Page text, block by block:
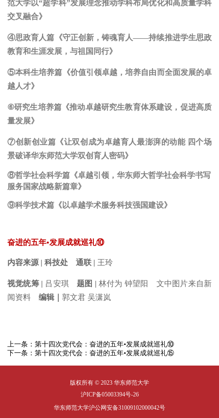
范大学以“超学科”发展理念推动学科布局优化和高质量学科
交叉融合》
④思政育人篇《守正创新，铸魂育人——持续推进学生思政
教育和生涯发展，与祖国同行》
⑤本科生培养篇《价值引领卓越，培养自由而全面发展的卓
越人才》
⑥研究生培养篇《推动卓越研究生教育体系建设，促进高质
量发展》
⑦创新创业篇《让双创成为卓越育人最澎湃的动能 四个场
景破译华东师范大学双创育人密码》
⑧哲学社会科学篇《卓越引领，华东师大哲学社会科学书写
服务国家战略新篇章》
⑨科学技术篇《以卓越学术服务科技强国建设》
奋进的五年•发展成就巡礼⑩
内容来源 | 科技处 通联 | 王玲
视觉统筹 | 吕安琪题图 |林付为 钟望阳 文中图片来自新
闻资料 编辑｜ 郭文君 吴潇岚
上一条： 第十四次党代会：奋进的五年•发展成就巡礼⑩
下一条： 第十四次党代会：奋进的五年•发展成就巡礼⑮
版权所有 © 2023 华东师范大学
沪ICP备05003394号-26
华东师范大学沪公网安备31009102000042号